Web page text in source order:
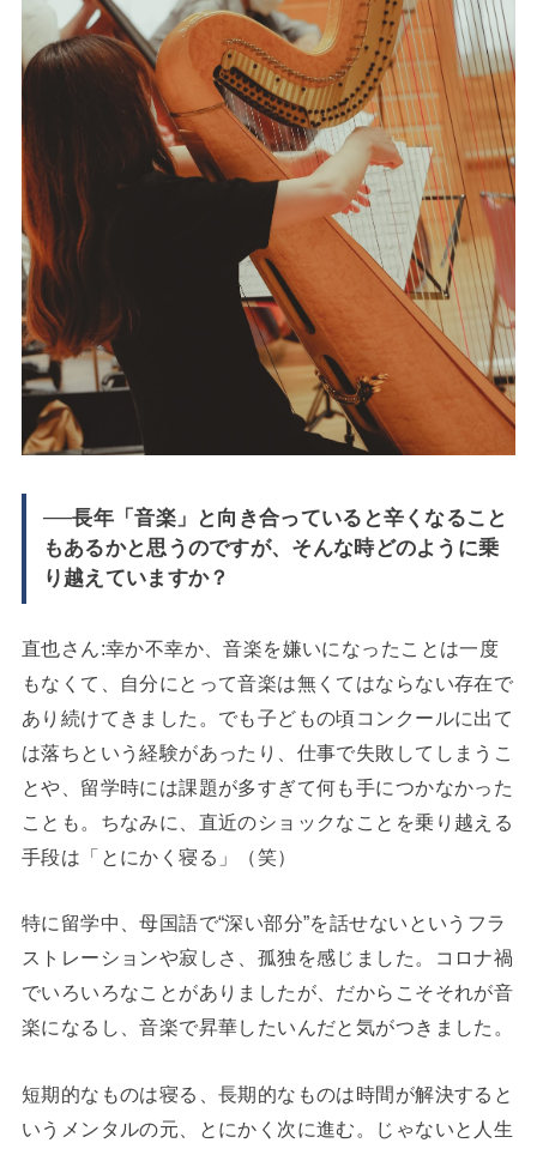
──長年「音楽」と向き合っていると辛くなること
もあるかと思うのですが、そんな時どのように乗
り越えていますか？
直也さん:幸か不幸か、音楽を嫌いになったことは一度
もなくて、自分にとって音楽は無くてはならない存在で
あり続けてきました。でも子どもの頃コンクールに出て
は落ちという経験があったり、仕事で失敗してしまうこ
とや、留学時には課題が多すぎて何も手につかなかった
ことも。ちなみに、直近のショックなことを乗り越える
手段は「とにかく寝る」（笑）
特に留学中、母国語で“深い部分”を話せないというフラ
ストレーションや寂しさ、孤独を感じました。コロナ禍
でいろいろなことがありましたが、だからこそそれが音
楽になるし、音楽で昇華したいんだと気がつきました。
短期的なものは寝る、長期的なものは時間が解決すると
いうメンタルの元、とにかく次に進む。じゃないと人生